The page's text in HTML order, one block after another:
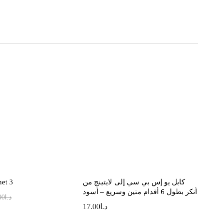
3
د.ا
كابل يو إس بي سي إلى لايتينج من
أنكر بطول 6 أقدام متين وسريع – أسود
د.ا 17.00